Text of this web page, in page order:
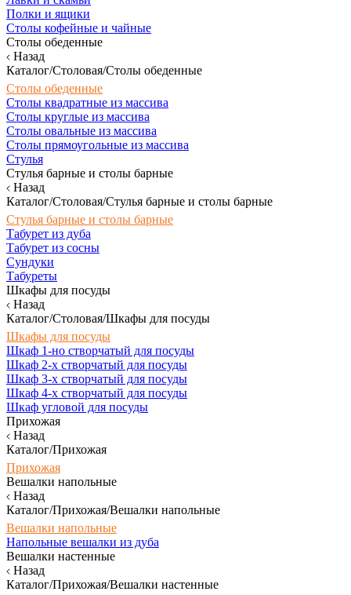
Полки и ящики
Столы кофейные и чайные
Столы обеденные
Назад
Каталог/Столовая/Столы обеденные
Столы обеденные
Столы квадратные из массива
Столы круглые из массива
Столы овальные из массива
Столы прямоугольные из массива
Стулья
Стулья барные и столы барные
Назад
Каталог/Столовая/Стулья барные и столы барные
Стулья барные и столы барные
Табурет из дуба
Табурет из сосны
Сундуки
Табуреты
Шкафы для посуды
Назад
Каталог/Столовая/Шкафы для посуды
Шкафы для посуды
Шкаф 1-но створчатый для посуды
Шкаф 2-х створчатый для посуды
Шкаф 3-х створчатый для посуды
Шкаф 4-х створчатый для посуды
Шкаф угловой для посуды
Прихожая
Назад
Каталог/Прихожая
Прихожая
Вешалки напольные
Назад
Каталог/Прихожая/Вешалки напольные
Вешалки напольные
Напольные вешалки из дуба
Вешалки настенные
Назад
Каталог/Прихожая/Вешалки настенные